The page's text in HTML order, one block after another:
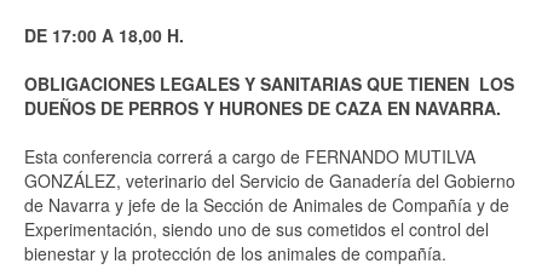
DE 17:00 A 18,00 H.
OBLIGACIONES LEGALES Y SANITARIAS QUE TIENEN LOS
DUEÑOS DE PERROS Y HURONES DE CAZA EN NAVARRA.
Esta conferencia correrá a cargo de FERNANDO MUTILVA
GONZÁLEZ, veterinario del Servicio de Ganadería del Gobierno
de Navarra y jefe de la Sección de Animales de Compañía y de
Experimentación, siendo uno de sus cometidos el control del
bienestar y la protección de los animales de compañía.